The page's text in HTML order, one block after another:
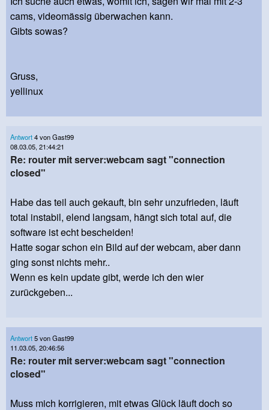
cams, videomässig überwachen kann.
Gibts sowas?
Gruss,
yellinux
Antwort4 von Gast99
08.03.05, 21:44:21
Re: router mit server:webcam sagt "connection
closed"
Habe das teil auch gekauft, bin sehr unzufrieden, läuft
total instabil, elend langsam, hängt sich total auf, die
software ist echt bescheiden!
Hatte sogar schon ein Bild auf der webcam, aber dann
ging sonst nichts mehr..
Wenn es kein update gibt, werde ich den wier
zurückgeben...
Antwort5 von Gast99
11.03.05, 20:46:56
Re: router mit server:webcam sagt "connection
closed"
Muss mich korrigieren, mit etwas Glück läuft doch so